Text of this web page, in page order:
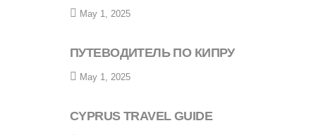
May 1, 2025
ПУТЕВОДИТЕЛЬ ПО КИПРУ
May 1, 2025
CYPRUS TRAVEL GUIDE